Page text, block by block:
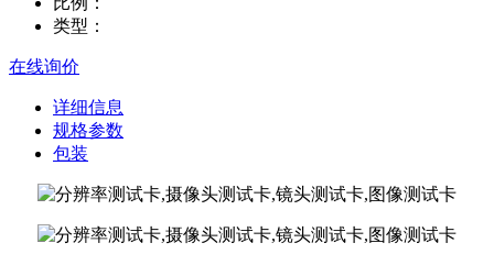
类型：
在线询价
详细信息
规格参数
包装